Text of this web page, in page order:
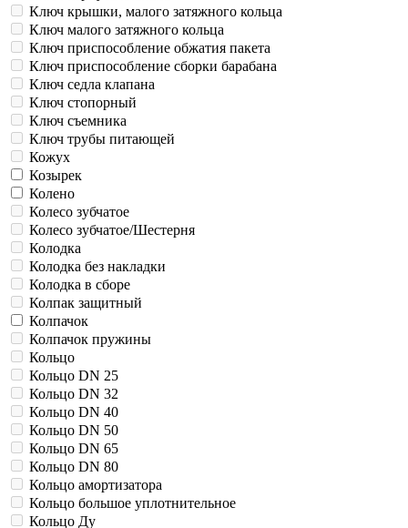
Ключ крышки, малого затяжного кольца
Ключ малого затяжного кольца
Ключ приспособление обжатия пакета
Ключ приспособление сборки барабана
Ключ седла клапана
Ключ стопорный
Ключ съемника
Ключ трубы питающей
Кожух
Козырек
Колено
Колесо зубчатое
Колесо зубчатое/Шестерня
Колодка
Колодка без накладки
Колодка в сборе
Колпак защитный
Колпачок
Колпачок пружины
Кольцо
Кольцо DN 25
Кольцо DN 32
Кольцо DN 40
Кольцо DN 50
Кольцо DN 65
Кольцо DN 80
Кольцо амортизатора
Кольцо большое уплотнительное
Кольцо Ду